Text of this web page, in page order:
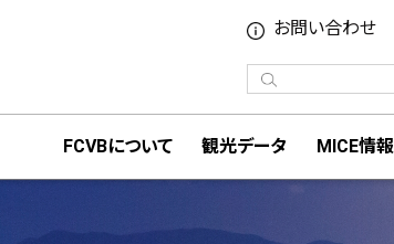
お問い合わせ
FCVBについて 観光データ MICE情報